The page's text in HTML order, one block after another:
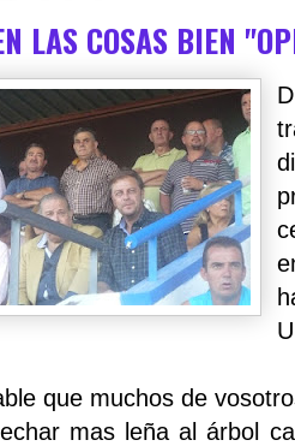
LAS COSAS BIEN
que muchos de
mas leña al árbol